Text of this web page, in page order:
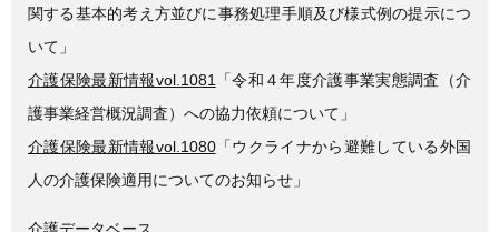
関する基本的考え方並びに事務処理手順及び様式例の提示につ
いて」
介護保険最新情報vol.1081
「令和４年度介護事業実態調査（介
護事業経営概況調査）への協力依頼について」
介護保険最新情報vol.1080「ウクライナから避難している外国
人の介護保険適用についてのお知らせ」